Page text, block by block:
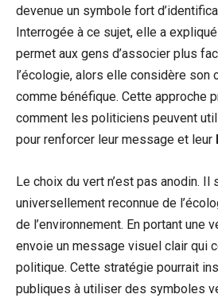
devenue un symbole fort
Interrogée à ce sujet, elle a
permet aux gens d’associer plus
l’écologie, alors elle considère son
comme bénéfique. Cette approche
comment les politiciens peuvent
pour renforcer leur message et leur
Le choix du vert n’est pas anodin. Il
universellement reconnue de
de l’environnement. En portant une
envoie un message visuel clair qui
politique. Cette stratégie pourrait
publiques à utiliser des symboles